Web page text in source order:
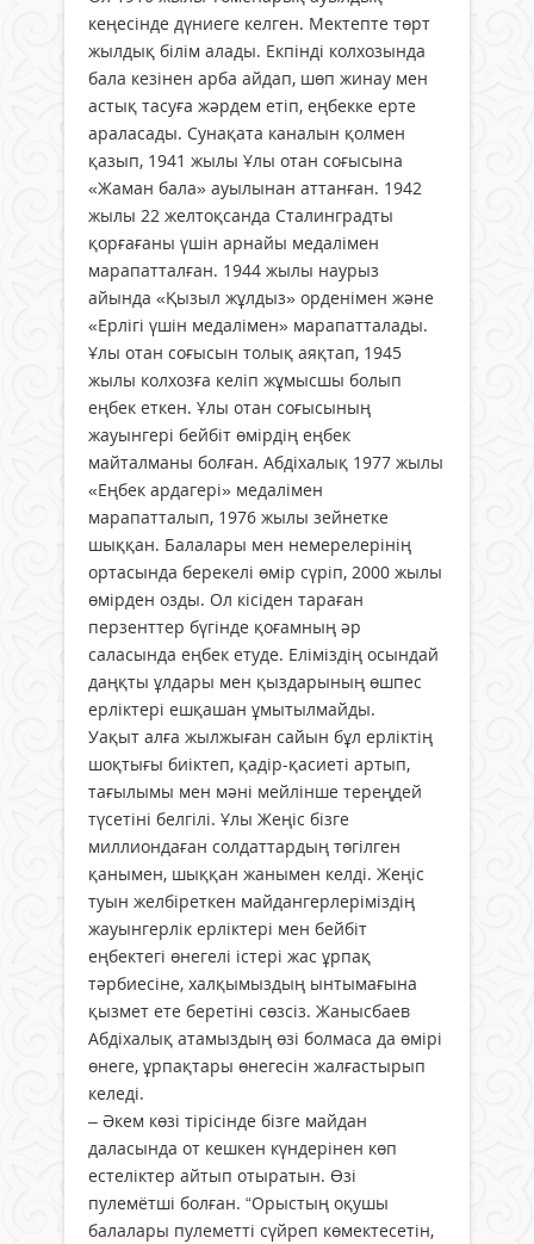
кеңесінде дүниеге келген. Мектепте төрт
жылдық білім алады. Екпінді колхозында
бала кезінен арба айдап, шөп жинау мен
астық тасуға жәрдем етіп, еңбекке ерте
араласады. Сунақата каналын қолмен
қазып, 1941 жылы Ұлы отан соғысына
«Жаман бала» ауылынан аттанған. 1942
жылы 22 желтоқсанда Сталинградты
қорғағаны үшін арнайы медалімен
марапатталған. 1944 жылы наурыз
айында «Қызыл жұлдыз» орденімен және
«Ерлігі үшін медалімен» марапатталады.
Ұлы отан соғысын толық аяқтап, 1945
жылы колхозға келіп жұмысшы болып
еңбек еткен. Ұлы отан соғысының
жауынгері бейбіт өмірдің еңбек
майталманы болған. Абдіхалық 1977 жылы
«Еңбек ардагері» медалімен
марапатталып, 1976 жылы зейнетке
шыққан. Балалары мен немерелерінің
ортасында берекелі өмір сүріп, 2000 жылы
өмірден озды. Ол кісіден тараған
перзенттер бүгінде қоғамның әр
саласында еңбек етуде. Еліміздің осындай
даңқты ұлдары мен қыздарының өшпес
ерліктері ешқашан ұмытылмайды.
Уақыт алға жылжыған сайын бұл ерліктің
шоқтығы биіктеп, қадір-қасиеті артып,
тағылымы мен мәні мейлінше тереңдей
түсетіні белгілі. Ұлы Жеңіс бізге
миллиондаған солдаттардың төгілген
қанымен, шыққан жанымен келді. Жеңіс
туын желбіреткен майдангерлеріміздің
жауынгерлік ерліктері мен бейбіт
еңбектегі өнегелі істері жас ұрпақ
тәрбиесіне, халқымыздың ынтымағына
қызмет ете беретіні сөзсіз. Жанысбаев
Абдіхалық атамыздың өзі болмаса да өмірі
өнеге, ұрпақтары өнегесін жалғастырып
келеді.
– Әкем көзі тірісінде бізге майдан
даласында от кешкен күндерінен көп
естеліктер айтып отыратын. Өзі
пулемётші болған. “Орыстың оқушы
балалары пулеметті сүйреп көмектесетін,